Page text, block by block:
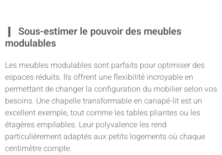
Sous-estimer le pouvoir des meubles
modulables
Les meubles modulables sont parfaits pour optimiser des
espaces réduits. Ils offrent une flexibilité incroyable en
permettant de changer la configuration du mobilier selon vos
besoins. Une chapelle transformable en canapé-lit est un
excellent exemple, tout comme les tables pliantes ou les
étagères empilables. Leur polyvalence les rend
particulièrement adaptés aux petits logements où chaque
centimètre compte.